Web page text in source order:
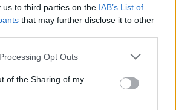
us to third parties on the IAB’s List of
that may further disclose it to other
website/app uses one or more Google
or usage behaviour. You may click to
to Google and its third-party tags to
specified purposes in below Google
Opt Outs
of the Sharing of my